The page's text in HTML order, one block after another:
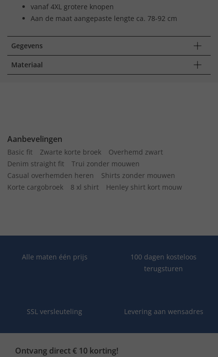
vanaf 4XL grotere knopen
Aan de maat aangepaste lengte ca. 78-92 cm
Gegevens
Materiaal
Aanbevelingen
Basic fit Zwarte korte broek
Overhemd zwart
Denim straight fit
Trui zonder mouwen
Casual overhemden heren
Shirts zonder mouwen
Korte cargobroek
8 xl shirt Henley shirt kort mouw
Alle maten één prijs
100 dagen kosteloos
terugsturen
SSL versleuteling Levering aan wensadres
Ontvang direct € 10 korting!